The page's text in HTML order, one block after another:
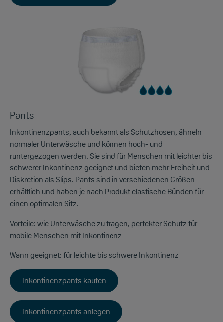
Pants
Inkontinenzpants, auch bekannt als Schutzhosen, ähneln
normaler Unterwäsche und können hoch- und
runtergezogen werden. Sie sind für Menschen mit leichter bis
schwerer Inkontinenz geeignet und bieten mehr Freiheit und
Diskretion als Slips. Pants sind in verschiedenen Größen
erhältlich und haben je nach Produkt elastische Bünden für
einen optimalen Sitz.
Vorteile:wie Unterwäsche zu tragen, perfekter Schutz für
mobile Menschen mit Inkontinenz
Wann geeignet:für leichte bis schwere Inkontinenz
Inkontinenzpants kaufen
Inkontinenzpants anlegen